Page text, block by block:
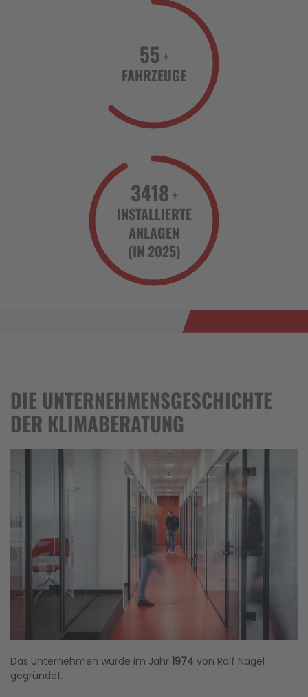
55 +
FAHRZEUGE
3418 +
INSTALLIERTE
ANLAGEN
(IN 2025)
DIE UNTERNEHMENSGESCHICHTE
DER KLIMABERATUNG
Das Unternehmen wurde im Jahr 1974 von Rolf Nagel
gegründet.